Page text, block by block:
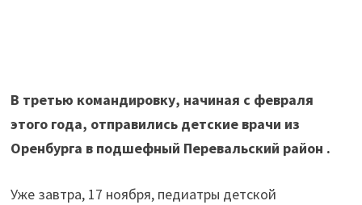
В третью командировку, начиная с февраля
этого года, отправились детские врачи из
Оренбурга в подшефный Перевальский район .
Уже завтра, 17 ноября, педиатры детской